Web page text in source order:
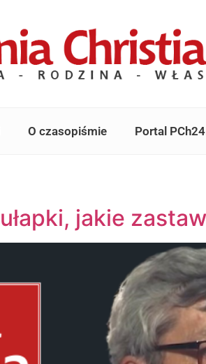
O czasopiśmie Portal
jakie